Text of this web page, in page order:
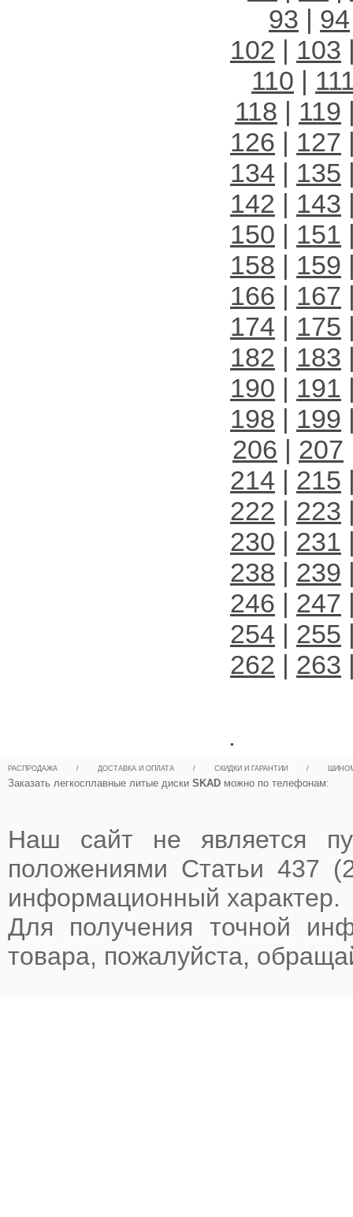
93 | 94
102 | 103
110 |
118 | 119
126 | 127
134 | 135
142 | 143
150 | 151
158 | 159
166 | 167
174 | 175
182 | 183
190 | 191
198 | 199
206 | 207
214 | 215
222 | 223
230 | 231
238 | 239
246 | 247
254 | 255
262 | 263
.
РАСПРОДАЖА / ДОСТАВКА И ОПЛАТА / СКИДКИ И ГАРАНТИИ /
Заказать легкосплавные литые диски SKAD можно по телефонам:
Наш сайт не является
положениями Статьи 437
информационный характер.
Для получения точной
товара, пожалуйста,